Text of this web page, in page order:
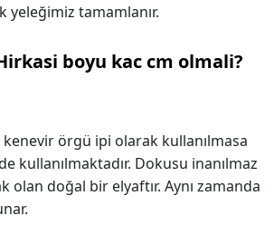
yeleğimiz tamamlanır.
boyu kac cm olmali?
kenevir örgü ipi olarak kullanılmasa
kullanılmaktadır. Dokusu inanılmaz
olan doğal bir elyaftır. Aynı zamanda